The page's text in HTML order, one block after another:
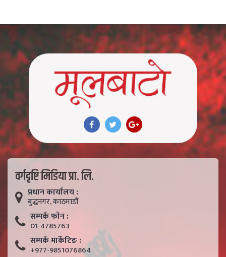
वर्गदृष्टि मिडिया प्रा. लि.
प्रधान कार्यालय :
बुद्धनगर, काठमाडाैं
सम्पर्क फाेन :
01-4785763
सम्पर्क मार्केटिङ :
+977-9851076864